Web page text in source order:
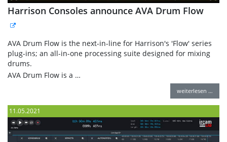
Harrison Consoles announce AVA Drum Flow
AVA Drum Flow is the next-in-line for Harrison's 'Flow' series
plug-ins; an all-in-one processing suite designed for mixing
drums.
AVA Drum Flow is a …
weiterlesen …
11.05.2021